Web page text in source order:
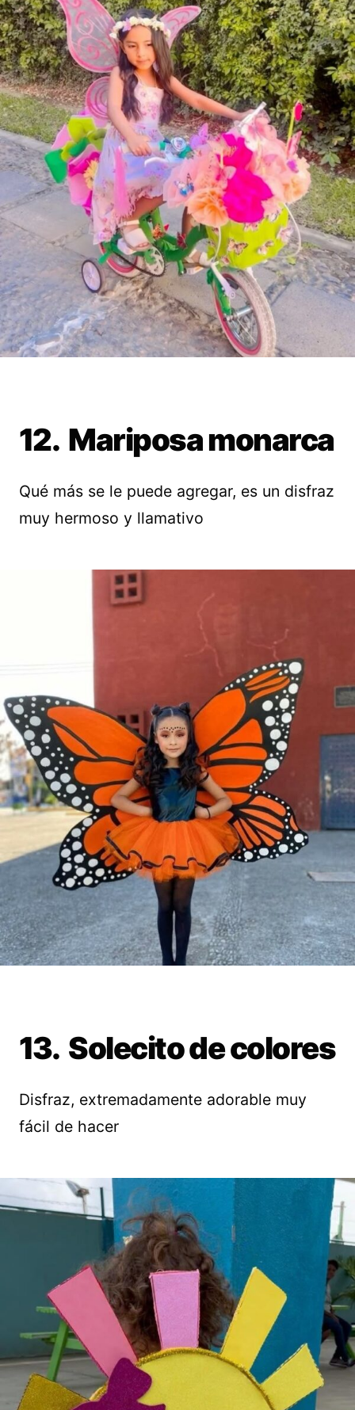
12. Mariposa monarca
Qué más se le puede agregar, es un disfraz
muy hermoso y llamativo
13. Solecito de colores
Disfraz, extremadamente adorable muy
fácil de hacer